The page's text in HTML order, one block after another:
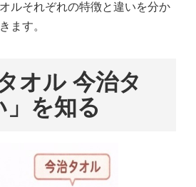
ルそれぞれの特徴と違いを分か
ます。
オル 今治タ
を知る